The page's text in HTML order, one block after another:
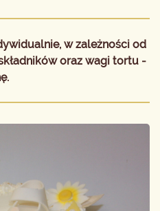
w zależności od
oraz wagi tortu -